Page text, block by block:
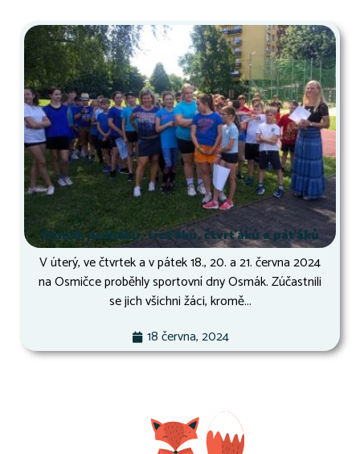
Osmák druháků, třeťáků, čtvrťáků a páťáků
V úterý, ve čtvrtek a v pátek 18., 20. a 21. června 2024
na Osmičce proběhly sportovní dny Osmák. Zúčastnili
se jich všichni žáci, kromě...
18 června, 2024